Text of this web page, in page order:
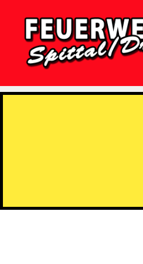
Spittal/Drau